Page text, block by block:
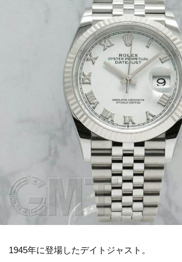
1945年に登場したデイトジャスト。